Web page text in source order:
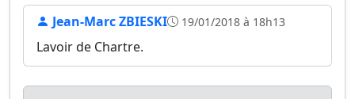
Jean-Marc ZBIESKI 19/01/2018 à 18h13
Lavoir de Chartre.